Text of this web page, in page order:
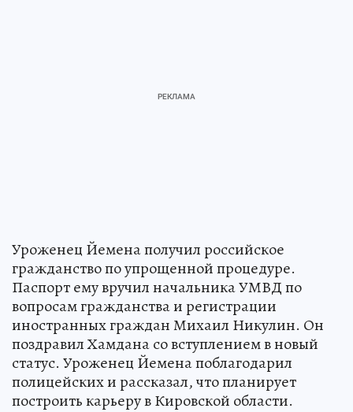
Уроженец Йемена получил российское
гражданство по упрощенной процедуре.
Паспорт ему вручил начальника УМВД по
вопросам гражданства и регистрации
иностранных граждан Михаил Никулин. Он
поздравил Хамдана со вступлением в новый
статус. Уроженец Йемена поблагодарил
полицейских и рассказал, что планирует
построить карьеру в Кировской области.